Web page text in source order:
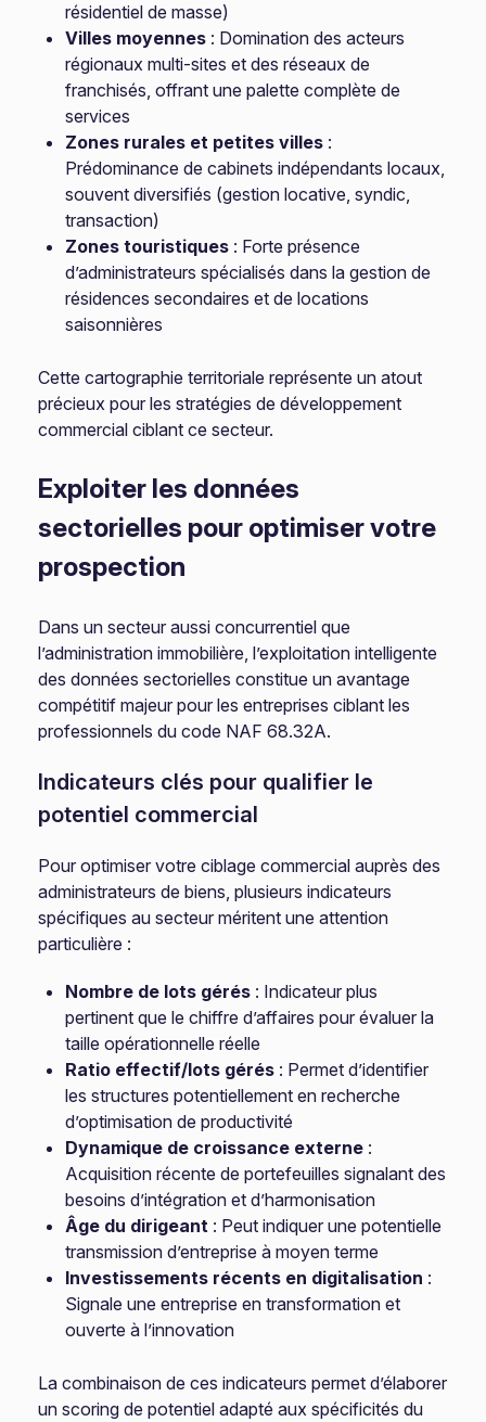
résidentiel de masse)
Villes moyennes : Domination des acteurs
régionaux multi-sites et des réseaux de
franchisés, offrant une palette complète de
services
Zones rurales et petites villes :
Prédominance de cabinets indépendants locaux,
souvent diversifiés (gestion locative, syndic,
transaction)
Zones touristiques : Forte présence
d’administrateurs spécialisés dans la gestion de
résidences secondaires et de locations
saisonnières
Cette cartographie territoriale représente un atout
précieux pour les stratégies de développement
commercial ciblant ce secteur.
Exploiter les données
sectorielles pour optimiser votre
prospection
Dans un secteur aussi concurrentiel que
l’administration immobilière, l’exploitation intelligente
des données sectorielles constitue un avantage
compétitif majeur pour les entreprises ciblant les
professionnels du code NAF 68.32A.
Indicateurs clés pour qualifier le
potentiel commercial
Pour optimiser votre ciblage commercial auprès des
administrateurs de biens, plusieurs indicateurs
spécifiques au secteur méritent une attention
particulière :
Nombre de lots gérés : Indicateur plus
pertinent que le chiffre d’affaires pour évaluer la
taille opérationnelle réelle
Ratio effectif/lots gérés : Permet d’identifier
les structures potentiellement en recherche
d’optimisation de productivité
Dynamique de croissance externe :
Acquisition récente de portefeuilles signalant des
besoins d’intégration et d’harmonisation
Âge du dirigeant : Peut indiquer une potentielle
transmission d’entreprise à moyen terme
Investissements récents en digitalisation :
Signale une entreprise en transformation et
ouverte à l’innovation
La combinaison de ces indicateurs permet d’élaborer
un scoring de potentiel adapté aux spécificités du